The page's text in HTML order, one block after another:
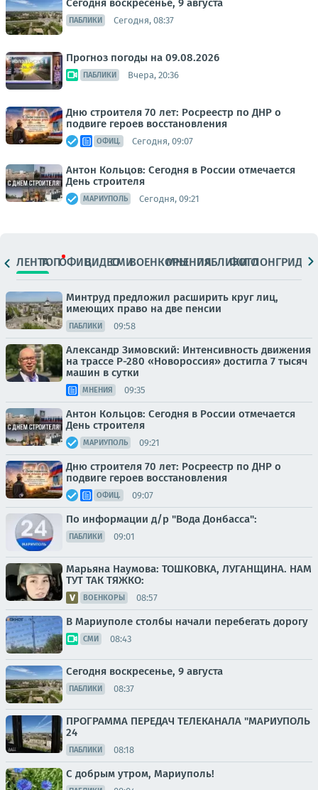
Сегодня воскресенье, 9 августа
ПАБЛИКИ Сегодня, 08:37
Прогноз погоды на 09.08.2026
ПАБЛИКИ Вчера, 20:36
Дню строителя 70 лет: Росреестр по ДНР о
подвиге героев восстановления
ОФИЦ. Сегодня, 09:07
Антон Кольцов: Сегодня в России отмечается
День строителя
МАРИУПОЛЬ Сегодня, 09:21
ЛЕНТАТОПОФИЦ.ВИДЕОСМИВОЕНКОРЫМНЕНИЯПАБЛИКИ
ФОТОЛОНГРИДЫ
Минтруд предложил расширить круг лиц,
имеющих право на две пенсии
ПАБЛИКИ 09:58
Александр Зимовский: Интенсивность движения
на трассе Р-280 «Новороссия» достигла 7 тысяч
машин в сутки
МНЕНИЯ 09:35
Антон Кольцов: Сегодня в России отмечается
День строителя
МАРИУПОЛЬ 09:21
Дню строителя 70 лет: Росреестр по ДНР о
подвиге героев восстановления
ОФИЦ. 09:07
По информации д/р "Вода Донбасса":
ПАБЛИКИ 09:01
Марьяна Наумова: ТОШКОВКА, ЛУГАНЩИНА. НАМ
ТУТ ТАК ТЯЖКО:
ВОЕНКОРЫ 08:57
В Мариуполе столбы начали перебегать дорогу
СМИ 08:43
Сегодня воскресенье, 9 августа
ПАБЛИКИ 08:37
ПРОГРАММА ПЕРЕДАЧ ТЕЛЕКАНАЛА "МАРИУПОЛЬ
24
ПАБЛИКИ 08:18
С добрым утром, Мариуполь!